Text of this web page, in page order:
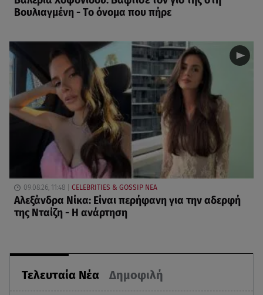
Τελευταία Νέα Δημοφιλή
Βουλιαγμένη - Το όνομα που πήρε
09.08.26, 11:48 CELEBRITIES & GOSSIP ΝΕΑ
Αλεξάνδρα Νίκα: Είναι περήφανη για την αδερφή
της Νταίζη - Η ανάρτηση